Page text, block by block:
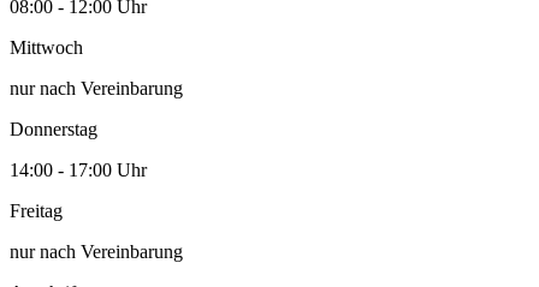
08:00 - 12:00 Uhr
Mittwoch
nur nach Vereinbarung
Donnerstag
14:00 - 17:00 Uhr
Freitag
nur nach Vereinbarung